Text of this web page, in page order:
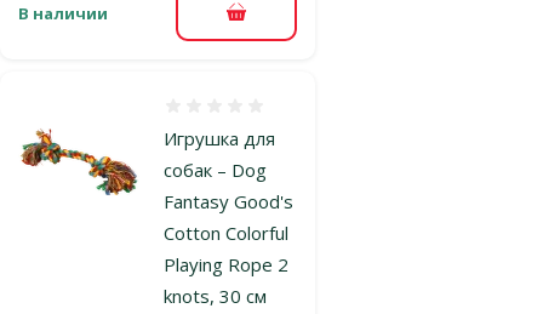
В наличии В корзину
Игрушка для
собак – Dog
Fantasy Good's
Cotton Colorful
Playing Rope 2
knots, 30 см